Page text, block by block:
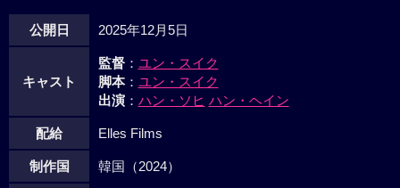
公開日 2025年12月5日
キャスト
監督： ユン・スイク
脚本： ユン・スイク
出演： ハン・ソヒ ハン・ヘイン
配給 Elles Films
制作国 韓国（2024）